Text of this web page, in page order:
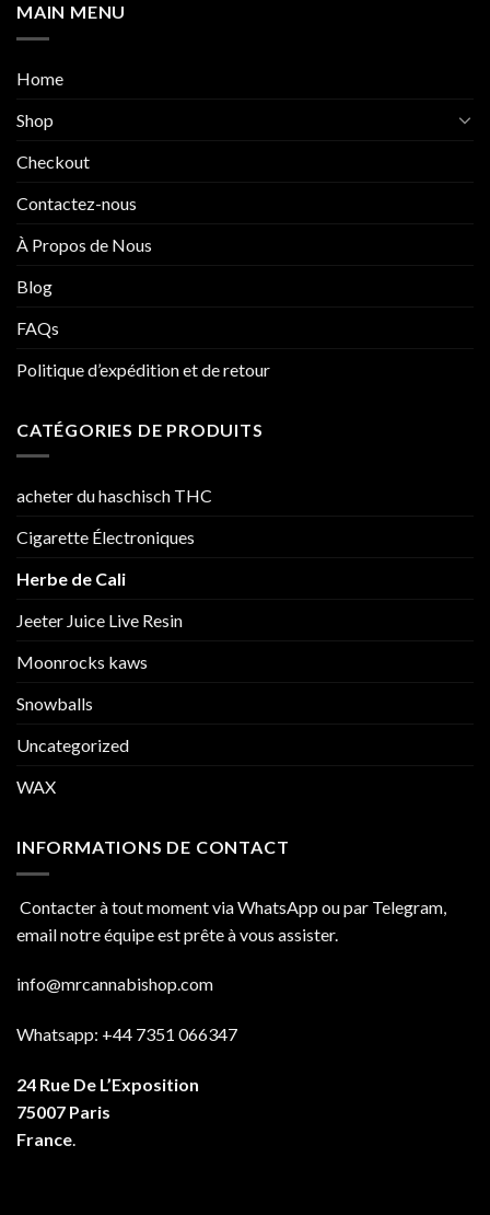
MAIN MENU
Home
Shop
Checkout
Contactez-nous
À Propos de Nous
Blog
FAQs
Politique d’expédition et de retour
CATÉGORIES DE PRODUITS
acheter du haschisch THC
Cigarette Électroniques
Herbe de Cali
Jeeter Juice Live Resin
Moonrocks kaws
Snowballs
Uncategorized
WAX
INFORMATIONS DE CONTACT
Contacter à tout moment via WhatsApp ou par Telegram,
email notre équipe est prête à vous assister.
info@mrcannabishop.com
Whatsapp: +44 7351 066347
24 Rue De L’Exposition
75007 Paris
France.